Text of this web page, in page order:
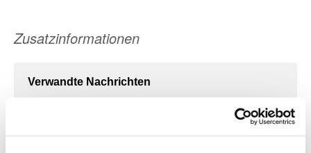
Zusatzinformationen
Verwandte Nachrichten